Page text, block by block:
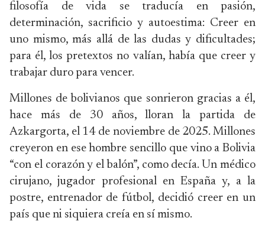
filosofía de vida se traducía en pasión,
determinación, sacrificio y autoestima: Creer en
uno mismo, más allá de las dudas y dificultades;
para él, los pretextos no valían, había que creer y
trabajar duro para vencer.
Millones de bolivianos que sonrieron gracias a él,
hace más de 30 años, lloran la partida de
Azkargorta, el 14 de noviembre de 2025. Millones
creyeron en ese hombre sencillo que vino a Bolivia
“con el corazón y el balón”, como decía. Un médico
cirujano, jugador profesional en España y, a la
postre, entrenador de fútbol, decidió creer en un
país que ni siquiera creía en sí mismo.